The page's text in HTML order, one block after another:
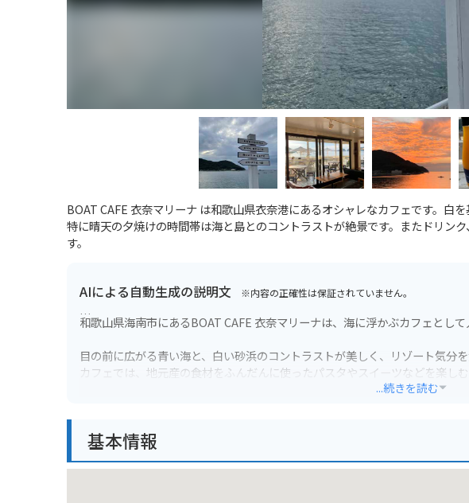
BOAT CAFE 衣奈マリーナ は和歌山県衣奈港にあるオシャレなカフェです。白
特に晴天の夕焼けの時間帯は海と島とのコントラストが絶景です。またドリン
す。
AIによる自動生成の説明文 ※内容の正確性は保証されていません。
和歌山県海南市にあるBOAT CAFE 衣奈マリーナは、海に浮かぶカフェとして
目の前に広がる青い海と、白い砂浜のコントラストが美しく、リゾート気分を
カフェでは、地元産の食材をふんだんに使ったパスタやスイーツなどを楽しむ
潮風を感じながら、カフェでゆっくりと過ごすのはいかがでしょうか。
...続きを読む
基本情報